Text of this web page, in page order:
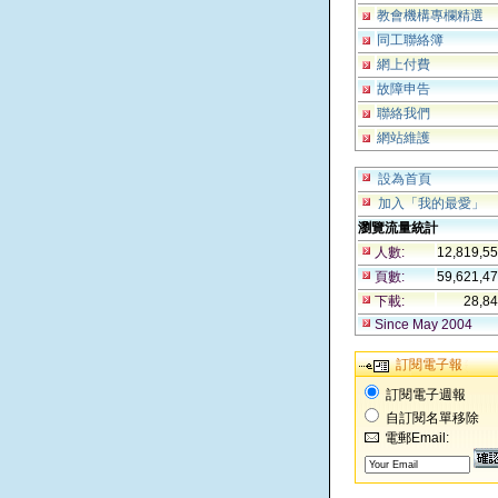
教會機構專欄精選
同工聯絡簿
網上付費
故障申告
聯絡我們
網站維護
設為首頁
加入「我的最愛」
瀏覽流量統計
人數:
頁數:
下載:
Since May 2004
訂閱電子報
訂閱電子週報
自訂閱名單移除
電郵Email: